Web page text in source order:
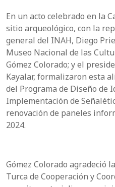
En un acto celebrado en la
sitio arqueológico, con la
general del INAH, Diego
Museo Nacional de las
Gómez Colorado; y el
Kayalar, formalizaron esta
del Programa de Diseño de
Implementación de
renovación de paneles
2024.
Gómez Colorado agradeció
Turca de Cooperación y